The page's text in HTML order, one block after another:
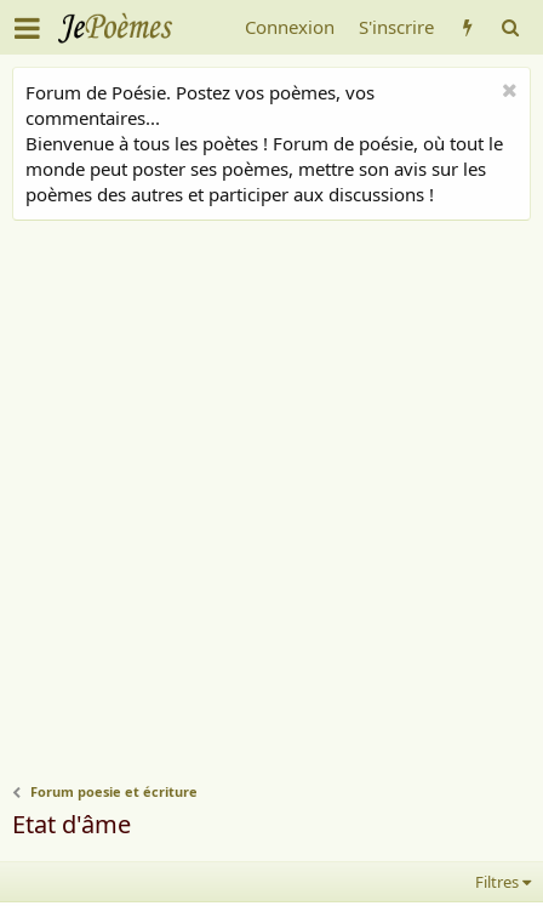
Connexion S'inscrire
Forum de Poésie. Postez vos poèmes, vos
commentaires...
Bienvenue à tous les poètes ! Forum de poésie, où tout le
monde peut poster ses poèmes, mettre son avis sur les
poèmes des autres et participer aux discussions !
Forum poesie et écriture
Etat d'âme
Filtres